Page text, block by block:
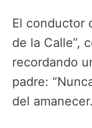
El conductor
de la Calle”,
recordando
padre:
del